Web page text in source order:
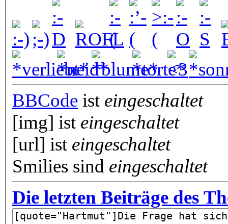
BBCode ist eingeschaltet
[img] ist eingeschaltet
[url] ist eingeschaltet
Smilies sind eingeschaltet
Die letzten Beiträge des